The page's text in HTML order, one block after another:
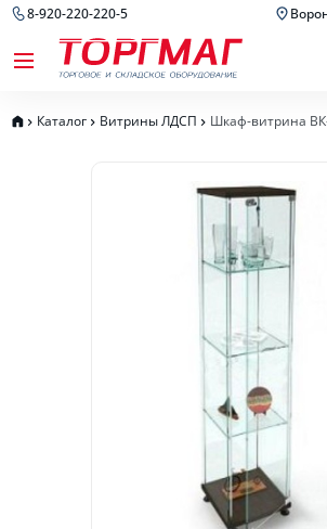
8-920-220-220-5
Каталог Витрины ЛДСП Шкаф-витрина